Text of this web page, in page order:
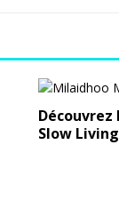
Slow